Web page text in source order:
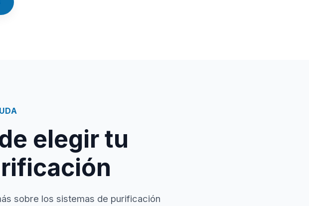
elegir tu
sobre los sistemas de purificación